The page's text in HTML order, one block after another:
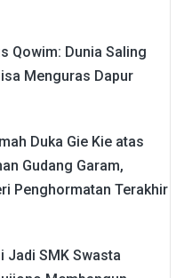
Qowim: Dunia Saling
Menguras Dapur
Duka Gie Kie atas
Gudang Garam,
Penghormatan Terakhir
Jadi SMK Swasta